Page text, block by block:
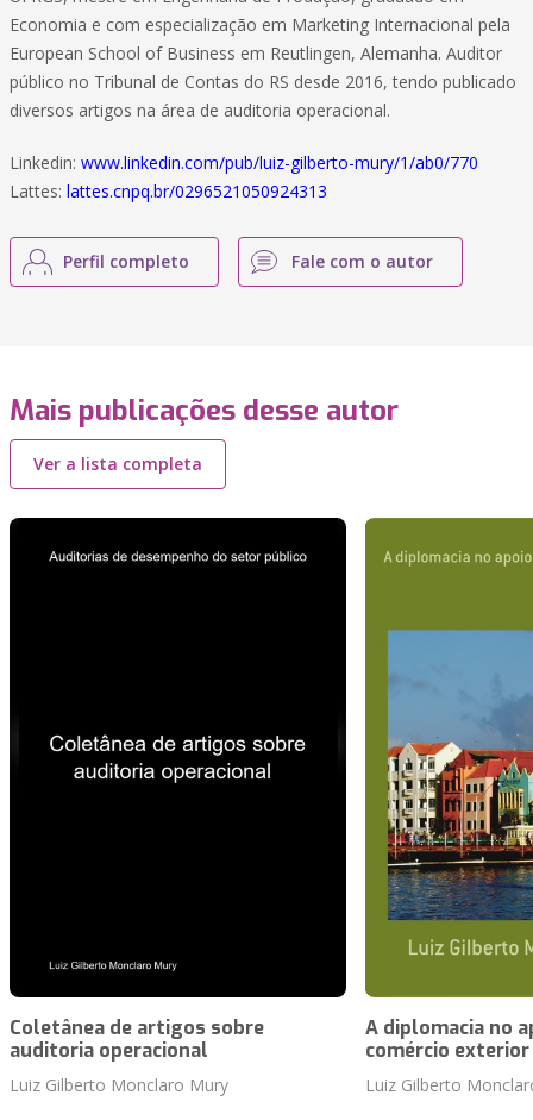
Economia e com especialização em Marketing Internacional pela
European School of Business em Reutlingen, Alemanha. Auditor
público no Tribunal de Contas do RS desde 2016, tendo publicado
diversos artigos na área de auditoria operacional.
Linkedin: www.linkedin.com/pub/luiz-gilberto-mury/1/ab0/770
Lattes: lattes.cnpq.br/0296521050924313
Perfil completo Fale com o autor
Mais publicações desse autor
Ver a lista completa
Coletânea de artigos sobre
auditoria operacional
Luiz Gilberto Monclaro Mury
A diplomacia no
comércio exterior
Luiz Gilberto